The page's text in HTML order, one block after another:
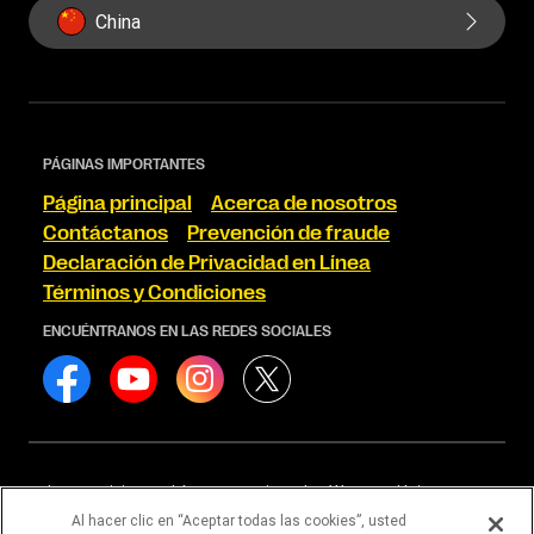
China
PÁGINAS IMPORTANTES
Página principal
Acerca de nosotros
Contáctanos
Prevención de fraude
Declaración de Privacidad en Línea
Términos y Condiciones
ENCUÉNTRANOS EN LAS REDES SOCIALES
Los servicios podrían proporcionarlos Western Union
Financial Services, Inc. NMLS# 906983 o Western Union
Al hacer clic en “Aceptar todas las cookies”, usted